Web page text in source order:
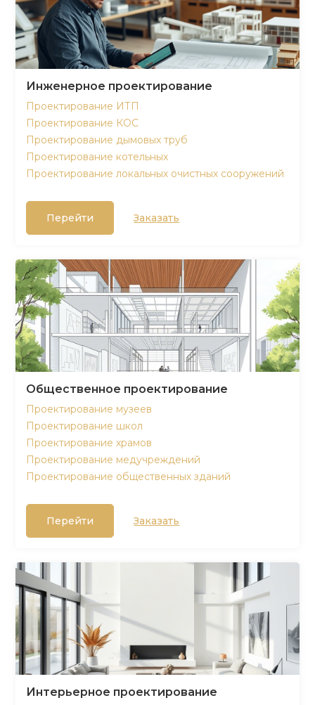
Инженерное проектирование
Проектирование ИТП
Проектирование КОС
Проектирование дымовых труб
Проектирование котельных
Проектирование локальных очистных сооружений
Перейти Заказать
Общественное проектирование
Проектирование музеев
Проектирование школ
Проектирование храмов
Проектирование медучреждений
Проектирование общественных зданий
Перейти Заказать
Интерьерное проектирование